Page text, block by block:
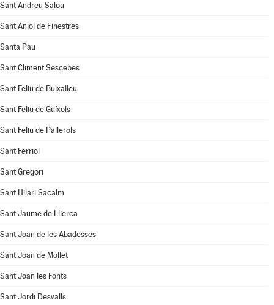
Sant Andreu Salou
Sant Aniol de Finestres
Santa Pau
Sant Climent Sescebes
Sant Feliu de Buixalleu
Sant Feliu de Guíxols
Sant Feliu de Pallerols
Sant Ferriol
Sant Gregori
Sant Hilari Sacalm
Sant Jaume de Llierca
Sant Joan de les Abadesses
Sant Joan de Mollet
Sant Joan les Fonts
Sant Jordi Desvalls